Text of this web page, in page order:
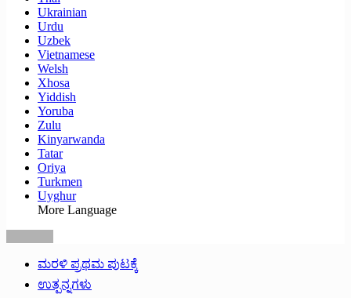
Ukrainian
Urdu
Uzbek
Vietnamese
Welsh
Xhosa
Yiddish
Yoruba
Zulu
Kinyarwanda
Tatar
Oriya
Turkmen
Uyghur
More Language
ಮರಳಿ ಪ್ರಥಮ ಪುಟಕ್ಕೆ
ಉತ್ಪನ್ನಗಳು